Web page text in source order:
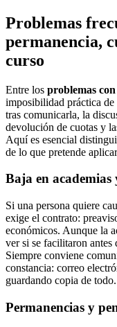
Problemas
permanencia,
curso
Entre los problemas
imposibilidad práctica de
tras comunicarla, la
devolución de cuotas y
Aquí es esencial
de lo que pretende
Baja en
Si una persona quiere
exige el contrato:
económicos. Aunque la
ver si se facilitaron antes
Siempre conviene
constancia: correo
guardando copia de todo.
Permanencias y